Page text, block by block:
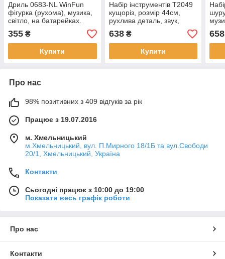
Дриль 0683-NL WinFun
фігурка (рухома), музика,
світло, на батарейках.
355 ₴
Купити
Набір інструментів T2049
кущоріз, розмір 44см,
рухлива деталь, звук,
світло, окуляри 13см, на
батарейках, в коробці
48,5-19-11см
638₴
Купити
658
Про нас
98% позитивних з 409 відгуків за рік
Працює з 19.07.2016
м. Хмельницький
м.Хмельницький, вул. П.Мирного 18/1Б та вул.Свободи
20/1, Хмельницький, Україна
Контакти
Сьогодні працює з 10:00 до 19:00
Показати весь графік роботи
Про нас
Контакти